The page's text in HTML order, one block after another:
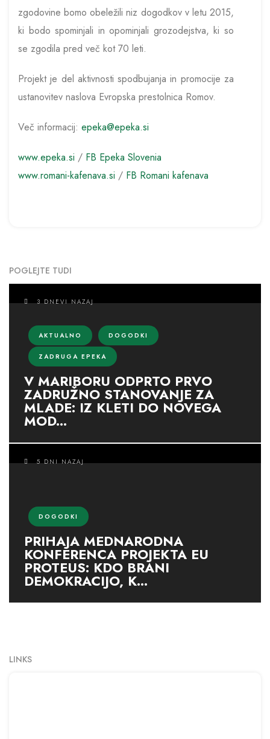
zgodovine bomo obeležili niz dogodkov v letu 2015,
ki bodo spominjali in opominjali grozodejstva, ki so
se zgodila pred več kot 70 leti.
Projekt je del aktivnosti spodbujanja in promocije za
ustanovitev naslova Evropska prestolnica Romov.
Več informacij: epeka@epeka.si
www.epeka.si / FB Epeka Slovenia
www.romani-kafenava.si / FB Romani kafenava
POGLEJTE TUDI
3 DNEVI NAZAJ
AKTUALNO DOGODKI
ZADRUGA EPEKA
V MARIBORU ODPRTO PRVO
ZADRUŽNO STANOVANJE ZA
MLADE: IZ KLETI DO NOVEGA
MOD...
5 DNI NAZAJ
DOGODKI
PRIHAJA MEDNARODNA
KONFERENCA PROJEKTA EU
PROTEUS: KDO BRANI
DEMOKRACIJO, K...
LINKS